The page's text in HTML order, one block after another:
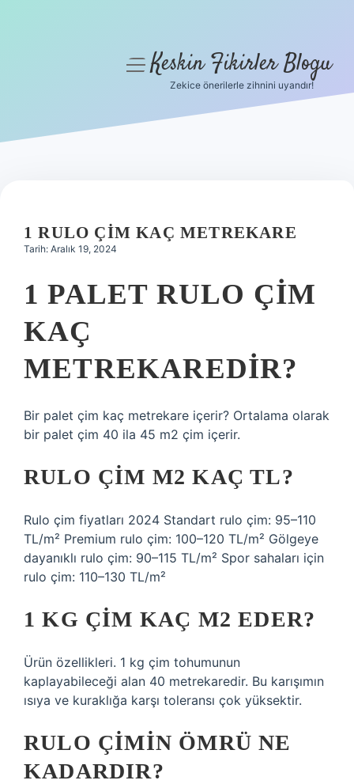
Hakkımızda
menüyüKeskin Fikirler Blogu
Zekice önerilerle zihnini uyandır!
1 RULO ÇIM KAÇ METREKARE
Tarih: Aralık 19, 2024
1 PALET RULO ÇIM
KAÇ
METREKAREDIR?
Bir palet çim kaç metrekare içerir? Ortalama olarak
bir palet çim 40 ila 45 m2 çim içerir.
RULO ÇIM M2 KAÇ TL?
Rulo çim fiyatları 2024 Standart rulo çim: 95–110
TL/m² Premium rulo çim: 100–120 TL/m² Gölgeye
dayanıklı rulo çim: 90–115 TL/m² Spor sahaları için
rulo çim: 110–130 TL/m²
1 KG ÇIM KAÇ M2 EDER?
Ürün özellikleri. 1 kg çim tohumunun
kaplayabileceği alan 40 metrekaredir. Bu karışımın
ısıya ve kuraklığa karşı toleransı çok yüksektir.
RULO ÇIMIN ÖMRÜ NE
KADARDIR?